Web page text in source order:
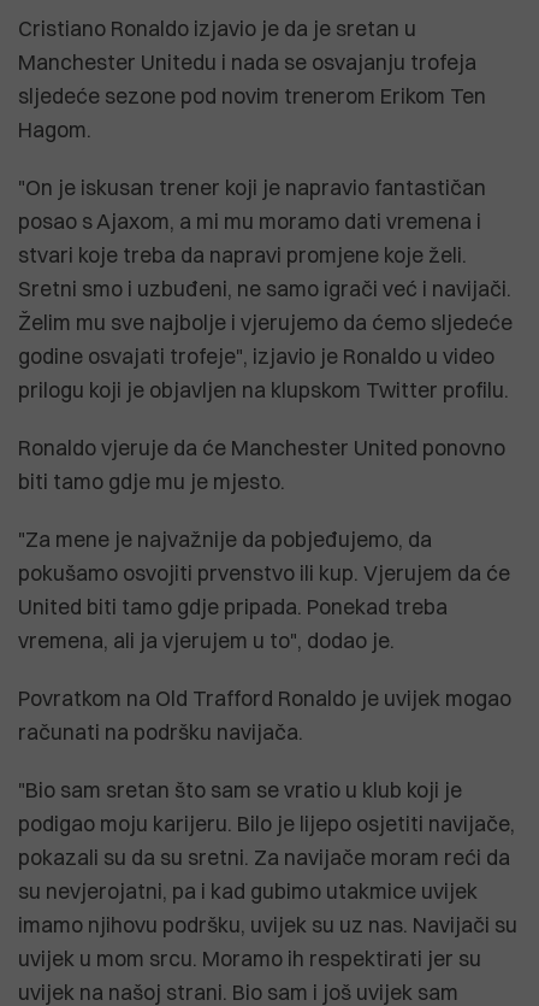
Cristiano Ronaldo izjavio je da je sretan u
Manchester Unitedu i nada se osvajanju trofeja
sljedeće sezone pod novim trenerom Erikom Ten
Hagom.
"On je iskusan trener koji je napravio fantastičan
posao s Ajaxom, a mi mu moramo dati vremena i
stvari koje treba da napravi promjene koje želi.
Sretni smo i uzbuđeni, ne samo igrači već i navijači.
Želim mu sve najbolje i vjerujemo da ćemo sljedeće
godine osvajati trofeje", izjavio je Ronaldo u video
prilogu koji je objavljen na klupskom Twitter profilu.
Ronaldo vjeruje da će Manchester United ponovno
biti tamo gdje mu je mjesto.
"Za mene je najvažnije da pobjeđujemo, da
pokušamo osvojiti prvenstvo ili kup. Vjerujem da će
United biti tamo gdje pripada. Ponekad treba
vremena, ali ja vjerujem u to", dodao je.
Povratkom na Old Trafford Ronaldo je uvijek mogao
računati na podršku navijača.
"Bio sam sretan što sam se vratio u klub koji je
podigao moju karijeru. Bilo je lijepo osjetiti navijače,
pokazali su da su sretni. Za navijače moram reći da
su nevjerojatni, pa i kad gubimo utakmice uvijek
imamo njihovu podršku, uvijek su uz nas. Navijači su
uvijek u mom srcu. Moramo ih respektirati jer su
uvijek na našoj strani. Bio sam i još uvijek sam